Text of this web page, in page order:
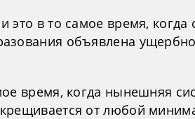
это в то самое время, когда
объявлена
время, когда нынешняя
от любой